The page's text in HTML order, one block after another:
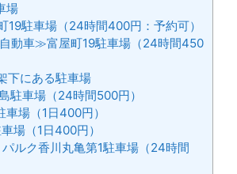
場
19駐車場（24時間400円：予約可）
動車≫富屋町19駐車場（24時間450
下にある駐車場
駐車場（24時間500円）
車場（1日400円）
場（1日400円）
ルク香川丸亀第1駐車場（24時間